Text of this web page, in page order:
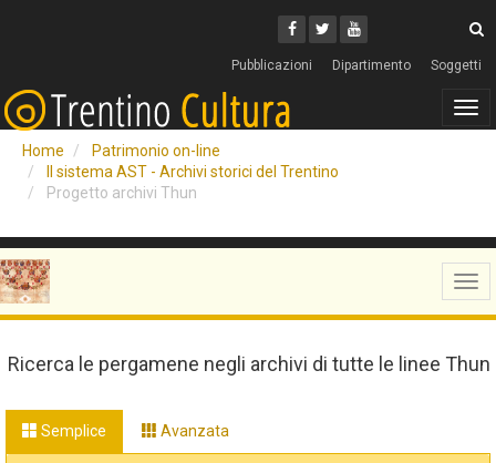
Facebook
Twitter
Youtube
Pubblicazioni Dipartimento Soggetti
Home
Patrimonio on-line
Il sistema AST - Archivi storici del Trentino
Progetto archivi Thun
Ricerca le pergamene negli archivi di tutte le linee Thun
Semplice Avanzata